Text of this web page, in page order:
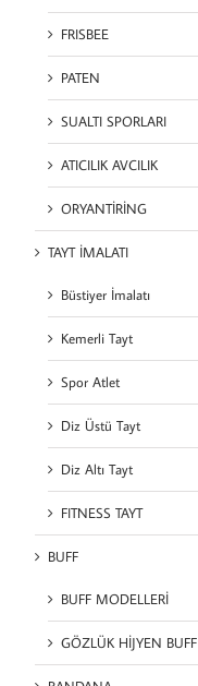
FRISBEE
PATEN
SUALTI SPORLARI
ATICILIK AVCILIK
ORYANTİRİNG
TAYT İMALATI
Büstiyer İmalatı
Kemerli Tayt
Spor Atlet
Diz Üstü Tayt
Diz Altı Tayt
FITNESS TAYT
BUFF
BUFF MODELLERİ
GÖZLÜK HİJYEN BUFF